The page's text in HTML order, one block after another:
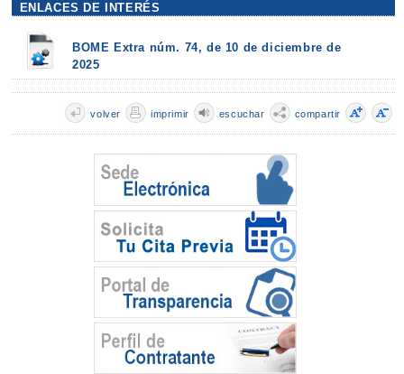
ENLACES DE INTERÉS
BOME Extra núm. 74, de 10 de diciembre de
2025
compartir
escuchar
imprimir
volver